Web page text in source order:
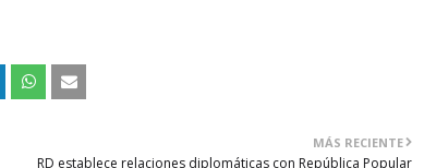
MÁS RECIENTE
RD establece relaciones diplomáticas con República Popular